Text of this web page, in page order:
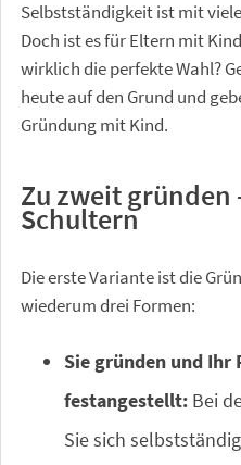
Selbstständigkeit ist mit
Doch ist es für Eltern mit
wirklich die perfekte Wahl?
heute auf den Grund und
Gründung mit Kind.
Zu zweit gründen
Schultern
Die erste Variante ist die
wiederum drei Formen:
Sie gründen und
festangestellt: Bei
Sie sich